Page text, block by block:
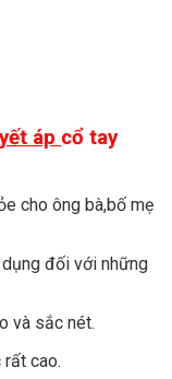
áp cổ tay
cho ông bà,bố mẹ
đối với những
và sắc nét.
rất cao.